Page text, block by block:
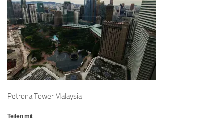
Petrona Tower Malaysia
Teilen mit